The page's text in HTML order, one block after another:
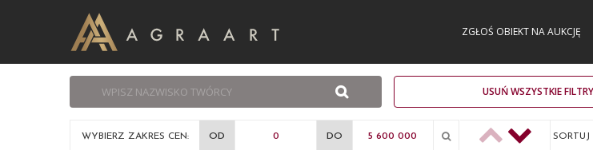
ZGŁOŚ OBIEKT NA AUKCJĘ
USUŃ WSZYSTKIE FILTRY
WYBIERZ ZAKRES CEN: OD DO SORTUJ